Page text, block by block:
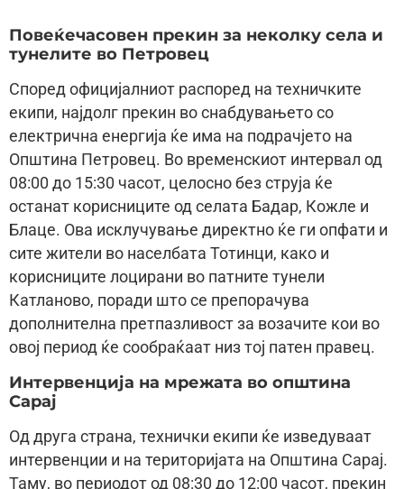
Повеќечасовен прекин за неколку села и
тунелите во Петровец
Според официјалниот распоред на техничките
екипи, најдолг прекин во снабдувањето со
електрична енергија ќе има на подрачјето на
Општина Петровец. Во временскиот интервал од
08:00 до 15:30 часот, целосно без струја ќе
останат корисниците од селата Бадар, Кожле и
Блаце. Ова исклучување директно ќе ги опфати и
сите жители во населбата Тотинци, како и
корисниците лоцирани во патните тунели
Катланово, поради што се препорачува
дополнителна претпазливост за возачите кои во
овој период ќе сообраќаат низ тој патен правец.
Интервенција на мрежата во општина
Сарај
Од друга страна, технички екипи ќе изведуваат
интервенции и на територијата на Општина Сарај.
Таму, во периодот од 08:30 до 12:00 часот, прекин